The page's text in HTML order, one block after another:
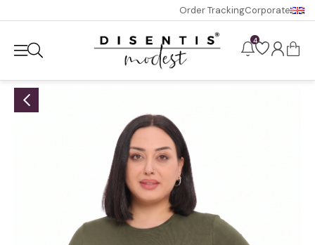
Order TrackingCorporate
4